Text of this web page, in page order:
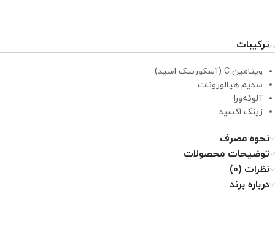
ترکیبات
ویتامین C (آسکوربیک اسید)
سدیم هیالورونات
آلوئه‌ورا
زینک اکسید
نحوه مصرف
توضیحات محصولات
نظرات (0)
درباره برند